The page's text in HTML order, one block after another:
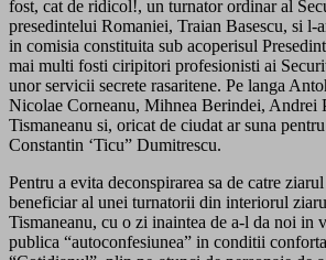
fost, cat de ridicol!, un turnator ordinar al
presedintelui Romaniei, Traian Basescu, si l-
in comisia constituita sub acoperisul
mai multi fosti ciripitori profesionisti ai
unor servicii secrete rasaritene. Pe langa
Nicolae Corneanu, Mihnea Berindei,
Tismaneanu si, oricat de ciudat ar suna
Constantin ‘Ticu” Dumitrescu.
Pentru a evita deconspirarea sa de catre ziarul
beneficiar al unei turnatorii din interiorul
Tismaneanu, cu o zi inaintea de a-l da noi in
publica “autoconfesiunea” in conditii